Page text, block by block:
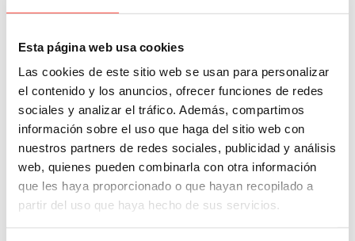
Esta página web usa cookies
Las cookies de este sitio web se usan para personalizar
el contenido y los anuncios, ofrecer funciones de redes
sociales y analizar el tráfico. Además, compartimos
información sobre el uso que haga del sitio web con
nuestros partners de redes sociales, publicidad y análisis
web, quienes pueden combinarla con otra información
que les haya proporcionado o que hayan recopilado a
partir del uso que haya hecho de sus servicios.